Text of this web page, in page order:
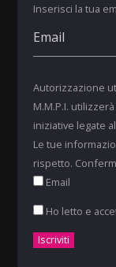
Inserisci la tua
Autorizzazione
M.M.P.I.
iniziative legate
Le tue
rispetto.
Email
Ho letto e